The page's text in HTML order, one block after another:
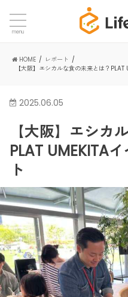
menu
HOME
レポート
【大阪】エシカルな食の未来とは？
2025.06.05
【大阪】エシカ
PLAT UMEKITA
ト